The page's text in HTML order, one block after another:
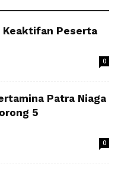
Keaktifan Peserta
0
Patra Niaga
5
0